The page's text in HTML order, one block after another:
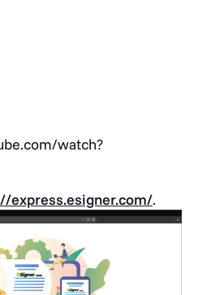
watch?
express.esigner.com/.